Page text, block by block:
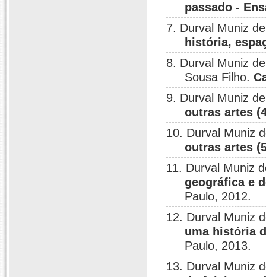
passado -
7. Durval Muniz
história,
8. Durval Muniz
Sousa Filho.
9. Durval Muniz
outras artes
10. Durval Muniz
outras artes
11. Durval Muniz
geográfica e
Paulo, 2012.
12. Durval Muniz
uma história
Paulo, 2013.
13. Durval Muniz